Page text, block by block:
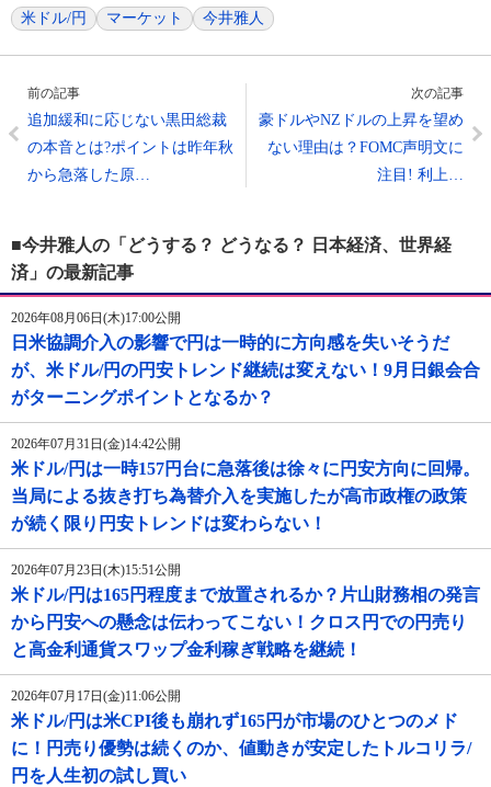
米ドル/円 マーケット 今井雅人
前の記事
追加緩和に応じない黒田総裁
の本音とは?ポイントは昨年秋
から急落した原…
次の記事
豪ドルやNZドルの上昇を望め
ない理由は？FOMC声明文に
注目! 利上…
■今井雅人の「どうする？ どうなる？ 日本経済、世界経
済」の最新記事
2026年08月06日(木)17:00公開
日米協調介入の影響で円は一時的に方向感を失いそうだ
が、米ドル/円の円安トレンド継続は変えない！9月日銀会合
がターニングポイントとなるか？
2026年07月31日(金)14:42公開
米ドル/円は一時157円台に急落後は徐々に円安方向に回帰。
当局による抜き打ち為替介入を実施したが高市政権の政策
が続く限り円安トレンドは変わらない！
2026年07月23日(木)15:51公開
米ドル/円は165円程度まで放置されるか？片山財務相の発言
から円安への懸念は伝わってこない！クロス円での円売り
と高金利通貨スワップ金利稼ぎ戦略を継続！
2026年07月17日(金)11:06公開
米ドル/円は米CPI後も崩れず165円が市場のひとつのメド
に！円売り優勢は続くのか、値動きが安定したトルコリラ/
円を人生初の試し買い